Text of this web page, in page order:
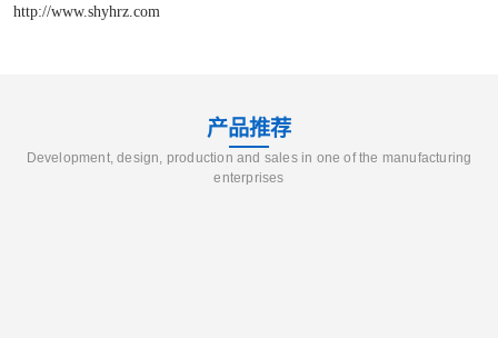
http://www.shyhrz.com
产品推荐
Development, design, production and sales in one of the manufacturing
enterprises